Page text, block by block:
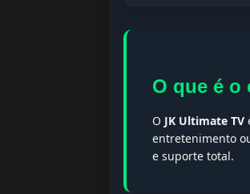
O que é o
O JK Ultimate TV
entretenimento
e suporte total.